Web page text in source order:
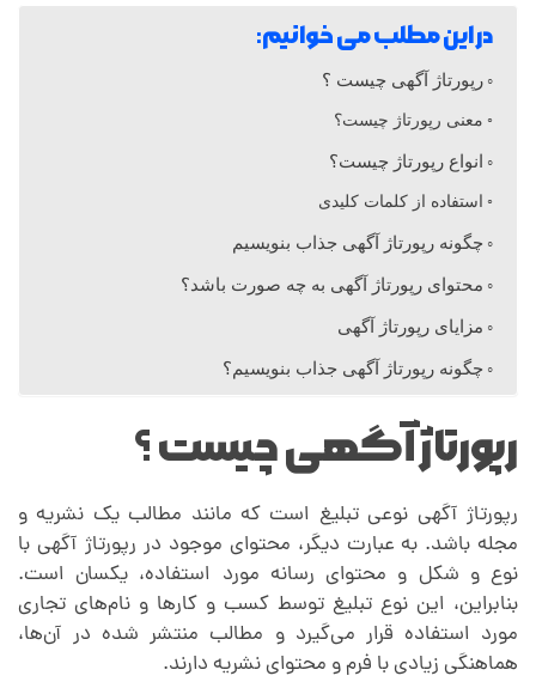
گ
ه
ی
ی
س
ت
و
در این مطلب می خوانیم:
رپورتاژ آگهی چیست ؟
معنی رپورتاژ چیست؟
انواع رپورتاژ چیست؟
استفاده از کلمات کلیدی
چگونه رپورتاژ آگهی جذاب بنویسیم
محتوای رپورتاژ آگهی به چه صورت باشد؟
مزایای رپورتاژ آگهی
چگونه رپورتاژ آگهی جذاب بنویسیم؟
رپورتاژ آگهی چیست ؟
رپورتاژ آگهی نوعی تبلیغ است که مانند مطالب یک نشریه و
مجله باشد. به عبارت دیگر، محتوای موجود در رپورتاژ آگهی با
نوع و شکل و محتوای رسانه مورد استفاده، یکسان است.
بنابراین، این نوع تبلیغ توسط کسب و کارها و نام‌های تجاری
مورد استفاده قرار می‌گیرد و مطالب منتشر شده در آن‌ها،
هماهنگی زیادی با فرم و محتوای نشریه دارند.